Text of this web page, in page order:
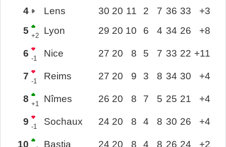
4 Lens 30 20 11 2 7 36 33
+3
5 +2 Lyon 29 20 10 6 4 34 26 +8
6 -1 Nice 27 20 8 5 7 33 22 +11
7 -1 Reims 27 20 9 3 8 34 30 +4
8 +1 Nîmes 26 20 8 7 5 25 21 +4
9 -1 Sochaux 24 20 8 4 8 30 26 +4
10 Bastia 24 20 8 4 8 26 24 +2